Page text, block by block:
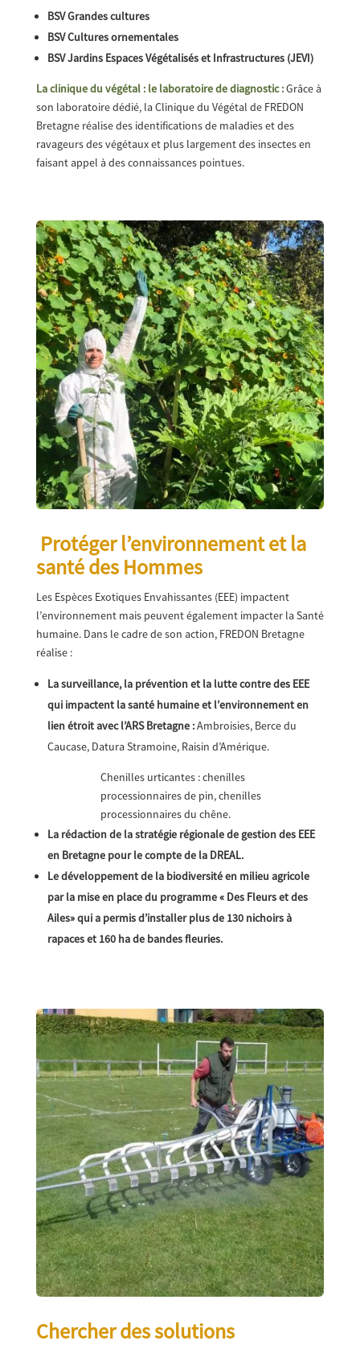
BSV Grandes cultures
BSV Cultures ornementales
BSV Jardins Espaces Végétalisés et Infrastructures (JEVI)
La clinique du végétal : le laboratoire de diagnostic :Grâce à
son laboratoire dédié, la Clinique du Végétal de FREDON
Bretagne réalise des identifications de maladies et des
ravageurs des végétaux et plus largement des insectes en
faisant appel à des connaissances pointues.
Protéger l’environnement et la
santé des Hommes
Les Espèces Exotiques Envahissantes (EEE) impactent
l’environnement mais peuvent également impacter la Santé
humaine. Dans le cadre de son action, FREDON Bretagne
réalise :
La surveillance, la prévention et la lutte contre des EEE
qui impactent la santé humaine et l’environnement en
lien étroit avec l’ARS Bretagne :Ambroisies, Berce du
Caucase, Datura Stramoine, Raisin d’Amérique.
Chenilles urticantes : chenilles
processionnaires de pin, chenilles
processionnaires du chêne.
La rédaction de la stratégie régionale de gestion des EEE
en Bretagne pour le compte de la DREAL.
Le développement de la biodiversité en milieu agricole
par la mise en place du programme « Des Fleurs et des
Ailes» qui a permis d’installer plus de 130 nichoirs à
rapaces et 160 ha de bandes fleuries.
Chercher des solutions